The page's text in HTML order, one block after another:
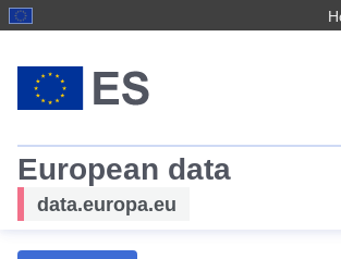
European data
data.europa.eu